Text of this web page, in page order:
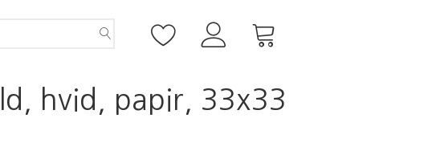
hvid, papir, 33x33